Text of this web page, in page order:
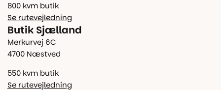
800 kvm butik
Se rutevejledning
Butik Sjælland
Merkurvej 6C
4700 Næstved
550 kvm butik
Se rutevejledning